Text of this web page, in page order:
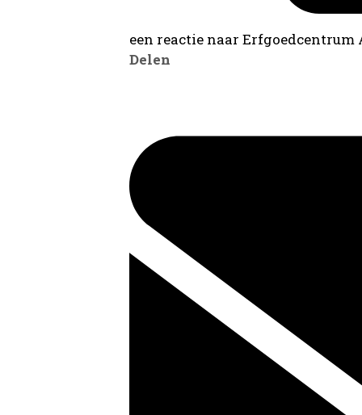
een reactie naar
Delen